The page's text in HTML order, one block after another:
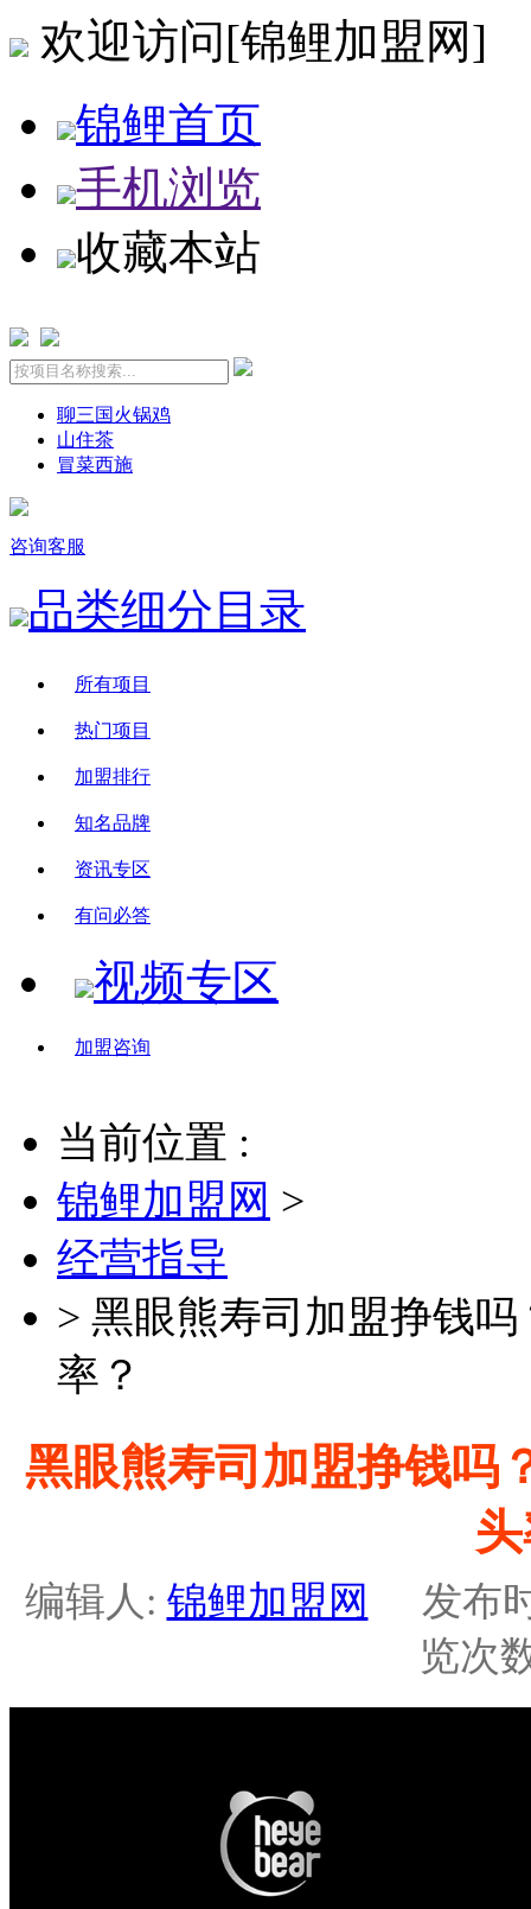
欢迎访问[锦鲤加盟网]
锦鲤首页
手机浏览
收藏本站
聊三国火锅鸡
山住茶
冒菜西施
咨询客服
品类细分目录
所有项目
热门项目
加盟排行
知名品牌
资讯专区
有问必答
视频专区
加盟咨询
当前位置 :
锦鲤加盟网 >
经营指导
> 黑眼熊寿司加盟挣钱
率？
黑眼熊寿司加盟挣钱吗
编辑人: 锦鲤加盟网
发布
览次